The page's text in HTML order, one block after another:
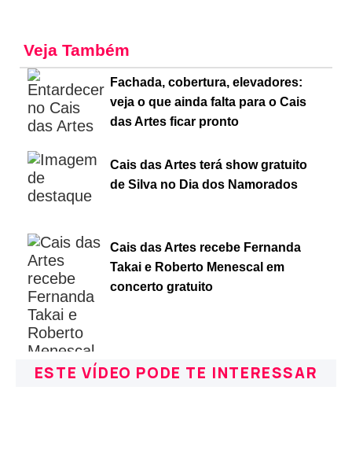
Veja Também
Fachada, cobertura, elevadores:
veja o que ainda falta para o Cais
das Artes ficar pronto
Cais das Artes terá show gratuito
de Silva no Dia dos Namorados
Cais das Artes recebe Fernanda
Takai e Roberto Menescal em
concerto gratuito
ESTE VÍDEO PODE TE INTERESSAR